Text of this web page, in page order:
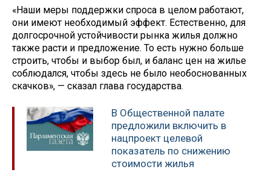
«Наши меры поддержки спроса в целом работают,
они имеют необходимый эффект. Естественно, для
долгосрочной устойчивости рынка жилья должно
также расти и предложение. То есть нужно больше
строить, чтобы и выбор был, и баланс цен на жилье
соблюдался, чтобы здесь не было необоснованных
скачков», — сказал глава государства.
В Общественной палате
предложили включить в
нацпроект целевой
показатель по снижению
стоимости жилья